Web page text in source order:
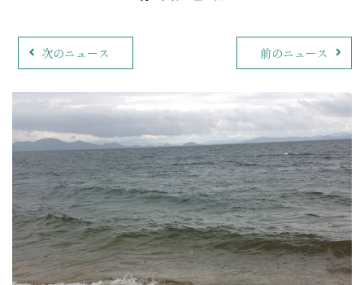
次のニュース 前のニュース